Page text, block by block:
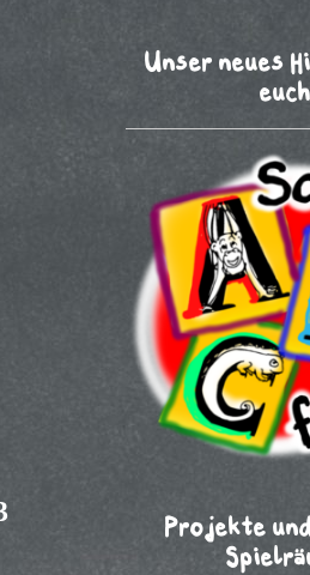
Unser neues
Projekte